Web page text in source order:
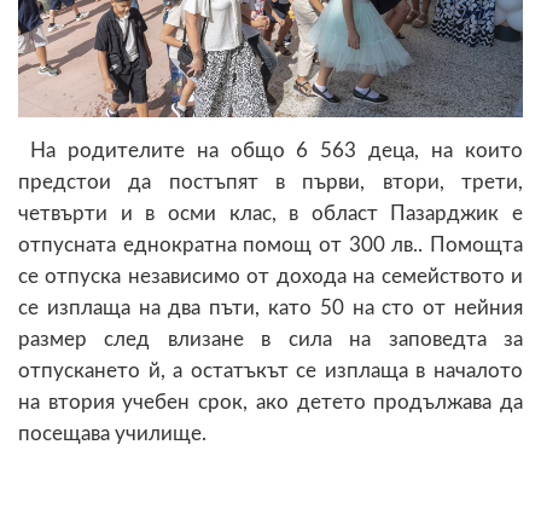
На родителите на общо 6 563 деца, на които
предстои да постъпят в първи, втори, трети,
четвърти и в осми клас, в област Пазарджик е
отпусната еднократна помощ от 300 лв.. Помощта
се отпуска независимо от дохода на семейството и
се изплаща на два пъти, като 50 на сто от нейния
размер след влизане в сила на заповедта за
отпускането й, а остатъкът се изплаща в началото
на втория учебен срок, ако детето продължава да
посещава училище.